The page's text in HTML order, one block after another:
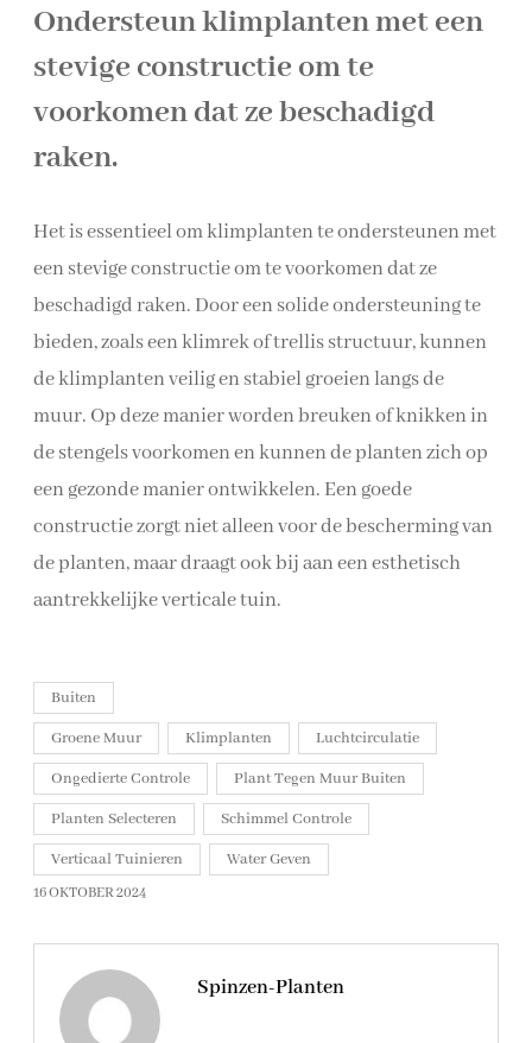
Ondersteun klimplanten met een
stevige constructie om te
voorkomen dat ze beschadigd
raken.
Het is essentieel om klimplanten te ondersteunen met
een stevige constructie om te voorkomen dat ze
beschadigd raken. Door een solide ondersteuning te
bieden, zoals een klimrek of trellis structuur, kunnen
de klimplanten veilig en stabiel groeien langs de
muur. Op deze manier worden breuken of knikken in
de stengels voorkomen en kunnen de planten zich op
een gezonde manier ontwikkelen. Een goede
constructie zorgt niet alleen voor de bescherming van
de planten, maar draagt ook bij aan een esthetisch
aantrekkelijke verticale tuin.
Buiten
Groene Muur
Klimplanten
Luchtcirculatie
Ongedierte Controle
Plant Tegen Muur Buiten
Planten Selecteren
Schimmel Controle
Verticaal Tuinieren
Water Geven
16 OKTOBER 2024
Spinzen-Planten